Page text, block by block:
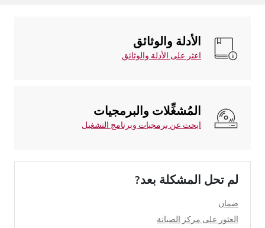
الأدلة والوثائق
اعثر على الأدلة والوثائق
المُشغِّلات والبرمجيات
ابحث عن برمجيات وبرنامج التشغيل
لم تحل المشكلة بعد?
ضمان
العثور على مركز الصيانة